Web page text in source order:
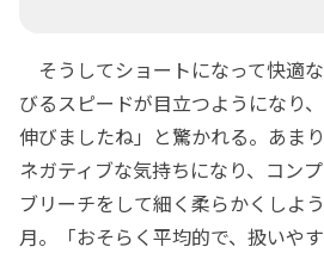
そうしてショートになって快適
びるスピードが目立つようになり
伸びましたね」と驚かれる。あま
ネガティブな気持ちになり、コン
ブリーチをして細く柔らかくしよ
月。「おそらく平均的で、扱いや